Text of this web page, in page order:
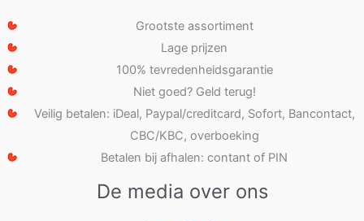
Grootste assortiment
Lage prijzen
100% tevredenheidsgarantie
Niet goed? Geld terug!
Veilig betalen: iDeal, Paypal/creditcard, Sofort, Bancontact,
CBC/KBC, overboeking
Betalen bij afhalen: contant of PIN
De media over ons